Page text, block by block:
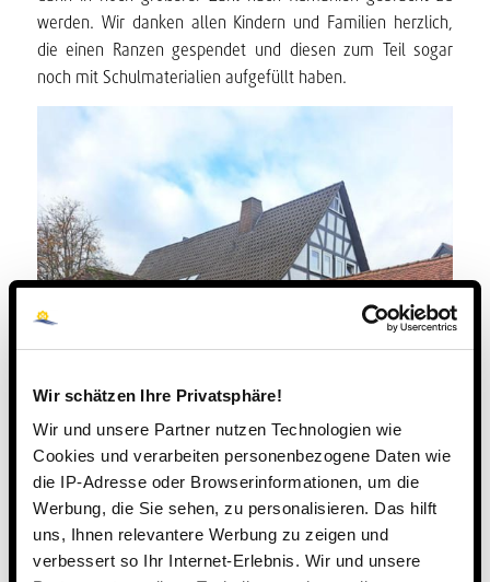
Wir schätzen Ihre Privatsphäre!
Wir und unsere Partner nutzen Technologien wie
Cookies und verarbeiten personenbezogene Daten wie
die IP-Adresse oder Browserinformationen, um die
Werbung, die Sie sehen, zu personalisieren. Das hilft
uns, Ihnen relevantere Werbung zu zeigen und
verbessert so Ihr Internet-Erlebnis. Wir und unsere
werden. Wir danken allen Kindern und Familien herzlich,
die einen Ranzen gespendet und diesen zum Teil sogar
noch mit Schulmaterialien aufgefüllt haben.